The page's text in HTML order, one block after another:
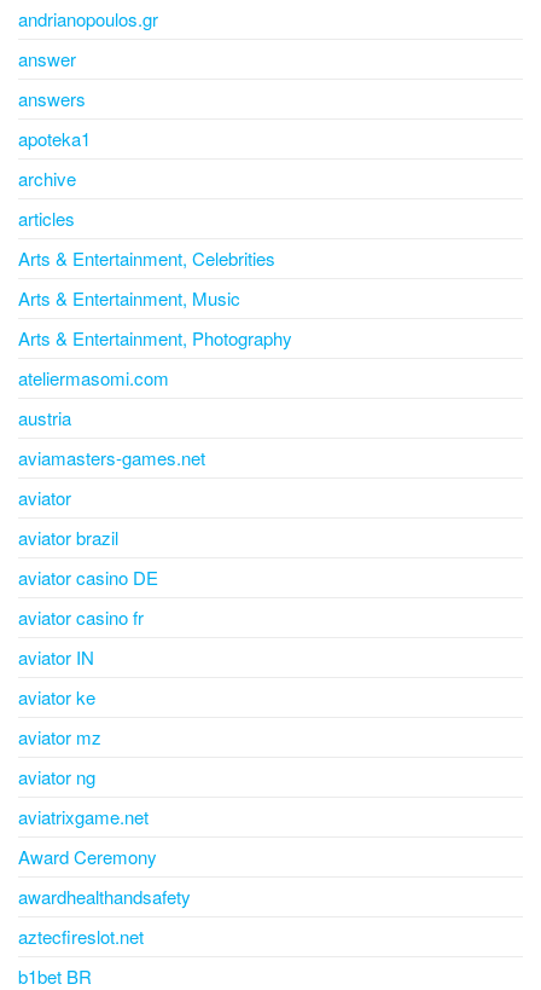
andrianopoulos.gr
answer
answers
apoteka1
archive
articles
Arts & Entertainment, Celebrities
Arts & Entertainment, Music
Arts & Entertainment, Photography
ateliermasomi.com
austria
aviamasters-games.net
aviator
aviator brazil
aviator casino DE
aviator casino fr
aviator IN
aviator ke
aviator mz
aviator ng
aviatrixgame.net
Award Ceremony
awardhealthandsafety
aztecfireslot.net
b1bet BR